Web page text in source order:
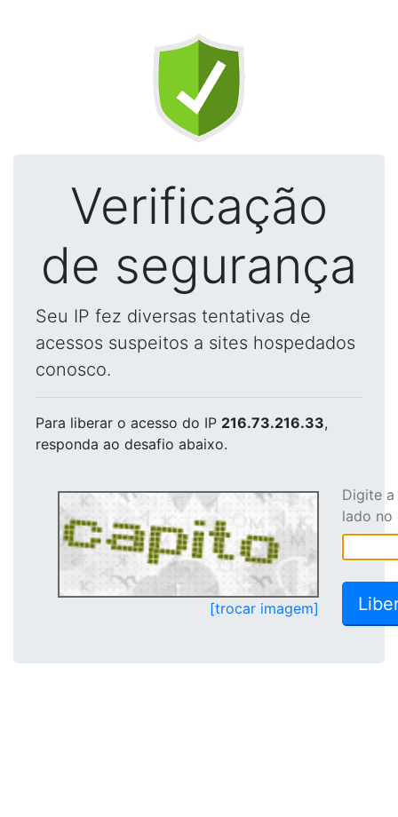
Verificação
de segurança
Seu IP fez diversas tentativas de
acessos suspeitos a sites hospedados
conosco.
Para liberar o acesso do IP 216.73.216.33,
responda ao desafio abaixo.
[trocar imagem]
Digite
lado no